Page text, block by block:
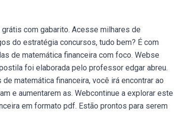
com gabarito. Acesse milhares de
do estratégia concursos, tudo bem? É com
de matemática financeira com foco. Webse
foi elaborada pelo professor edgar abreu.
matemática financeira, você irá encontrar ao
e aumentarem as. Webcontinue a explorar este
em formato pdf. Estão prontos para serem